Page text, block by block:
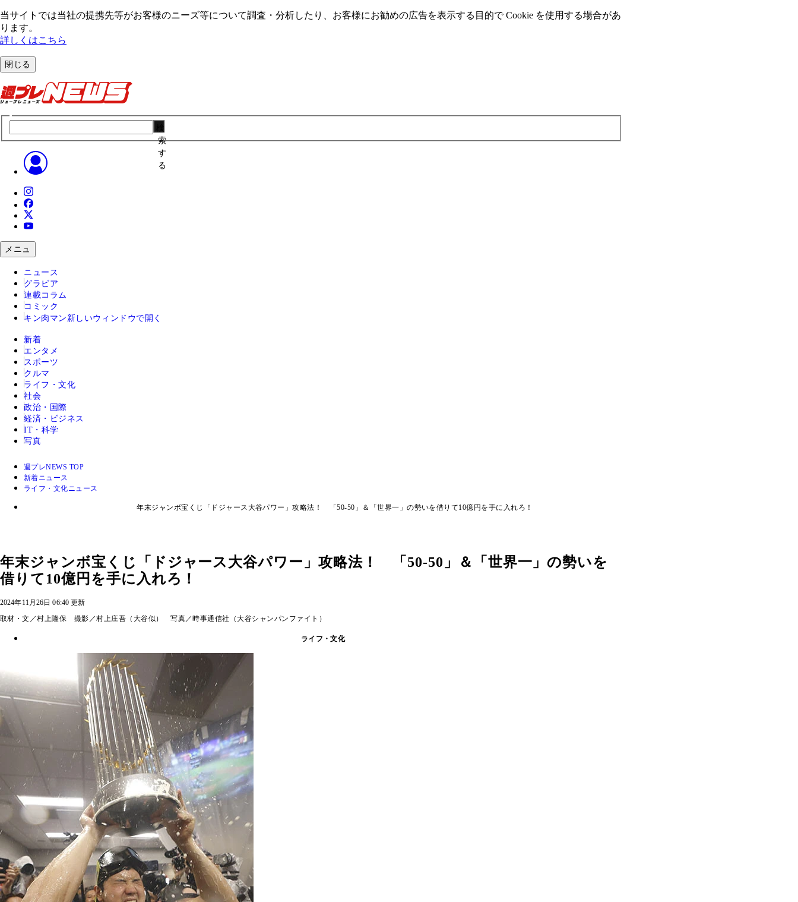
当サイトでは当社の提携先等がお客様のニーズ等について調査・分析したり、お客様にお勧めの広告を表⽰する⽬的で Cookie を使⽤する場合があ
ります。
詳しくはこちら
閉じる
索
す
る
メニュ
ニュース
グラビア
連載コラム
コミック
キン肉マン 新しいウィンドウで開く
新着
エンタメ
スポーツ
クルマ
ライフ・文化
社会
政治・国際
経済・ビジネス
IT・科学
写真
週プレNEWS TOP
新着ニュース
ライフ・文化ニュース
年末ジャンボ宝くじ「ドジャース大谷パワー」攻略法！ 「50-50」＆「世界一」の勢いを借りて10億円を手に入れろ！
年末ジャンボ宝くじ「ドジャース大谷パワー」攻略法！ 「50-50」＆「世界一」の勢いを
借りて10億円を手に入れろ！
2024年11月26日 06:40 更新
取材・文／村上隆保 撮影／村上庄吾（大谷似） 写真／時事通信社（大谷シャンパンファイト）
ライフ・文化